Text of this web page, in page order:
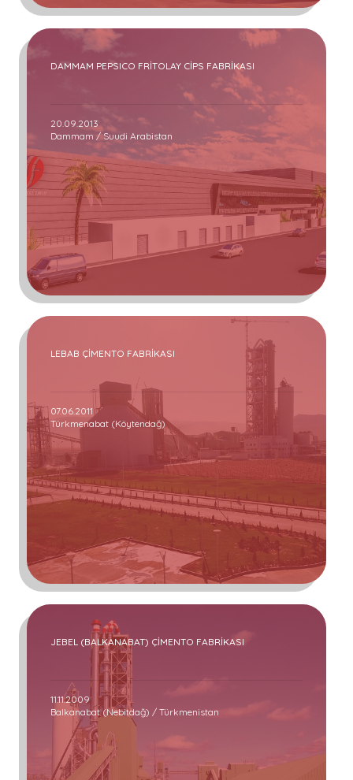
DAMMAM PEPSICO FRİTOLAY CİPS FABRİKASI
20.09.2013
Dammam / Suudi Arabistan
LEBAB ÇİMENTO FABRİKASI
07.06.2011
Türkmenabat (Köytendağ)
JEBEL (BALKANABAT) ÇİMENTO FABRİKASI
11.11.2009
Balkanabat (Nebitdağ) / Türkmenistan